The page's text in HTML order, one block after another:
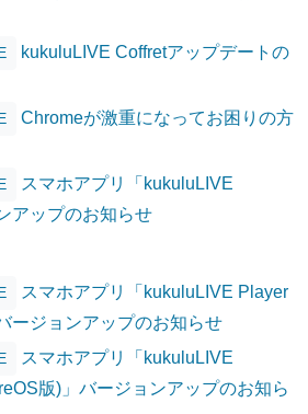
kukuluLIVE Coffretアップデートの
Chromeが激重になってお困りの方
スマホアプリ「kukuluLIVE
アップのお知らせ
スマホアプリ「kukuluLIVE Player
ージョンアップのお知らせ
スマホアプリ「kukuluLIVE
版)」バージョンアップのお知ら